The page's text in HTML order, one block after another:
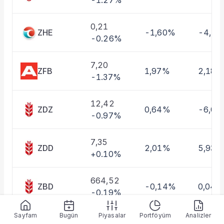
ZHE
0,21
-0.26%
-1,60% -
ZFB
7,20
-1.37%
1,97% 2,18%
ZDZ
12,42
-0.97%
0,64% -
ZDD
7,35
+0.10%
2,01% 5,93%
ZBD
664,52
-0.19%
-0,14% 0,04%
0,95
Sayfam Bugün Piyasalar Portföyüm Analizler